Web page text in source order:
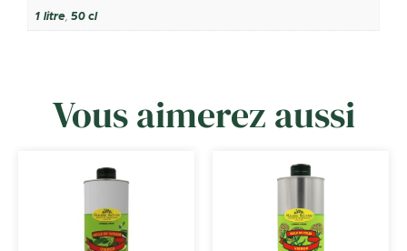
1 litre, 50 cl
Vous aimerez aussi